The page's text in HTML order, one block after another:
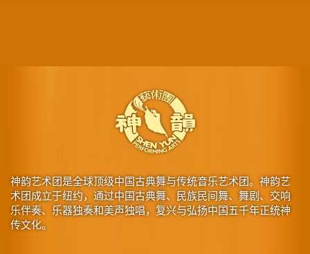
神韵艺术团是全球顶级中国古典舞与传统音乐艺术团。神韵艺
术团成立于纽约，通过中国古典舞、民族民间舞、舞剧、交响
乐伴奏、乐器独奏和美声独唱，复兴与弘扬中国五千年正统神
传文化。